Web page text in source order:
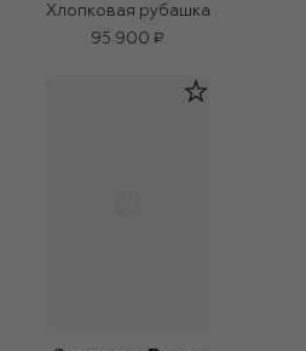
Хлопковая рубашка
95 900 ₽